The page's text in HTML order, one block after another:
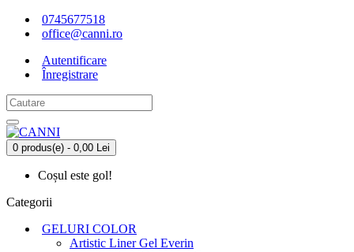
0745677518
office@canni.ro
Autentificare
Înregistrare
0 produs(e) - 0,00 Lei
Coșul este gol!
Categorii
GELURI COLOR
Artistic Liner Gel Everin